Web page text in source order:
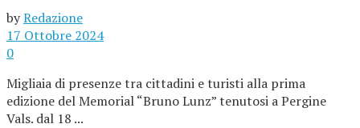
byRedazione
17 Ottobre 2024
0
Migliaia di presenze tra cittadini e turisti alla prima
edizione del Memorial “Bruno Lunz” tenutosi a Pergine
Vals. dal 18 ...